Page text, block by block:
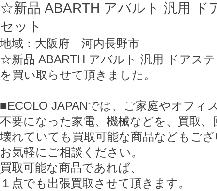
☆新品 ABARTH アバルト 汎用 ド
セット
地域：大阪府 河内長野市
☆新品 ABARTH アバルト 汎用 ドアス
を買い取らせて頂きました。
■ECOLO JAPANでは、ご家庭やオフィ
不要になった家電、機械などを、買取
壊れていても買取可能な商品などもご
お気軽にご相談ください。
買取可能な商品であれば、
１点でも出張買取させて頂きます。